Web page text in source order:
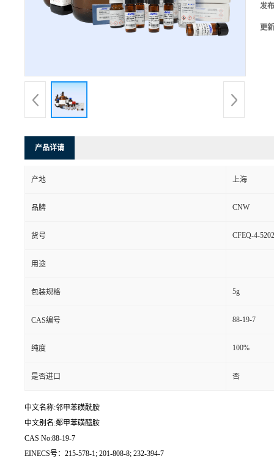
发
更
产品详请
产地 上海
品牌 CNW
货号 CFEQ-4-
用途
包装规格 5g
CAS编号 88-19-7
纯度 100%
是否进口 否
中文名称:邻甲苯磺酰胺
中文别名:鄰甲苯磺醯胺
CAS No:88-19-7
EINECS号：215-578-1; 201-808-8; 232-394-7